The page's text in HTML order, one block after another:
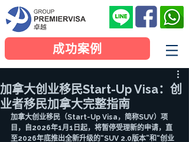
成功案例
加拿大创业移民Start-Up Visa：创
业者移民加拿大完整指南
加拿大创业移民（Start-Up Visa，简称SUV）项
目，自2026年1月1日起，将暂停受理新的申请，直
至2026年底推出全新升级的“SUV 2.0版本”和“创业